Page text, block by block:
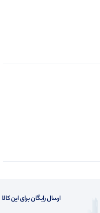
ارسال رایگان برای این کالا